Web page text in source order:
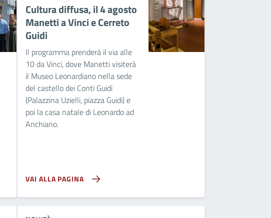
Cultura diffusa, il 4 agosto
Manetti a Vinci e Cerreto
Guidi
Il programma prenderà il via alle
10 da Vinci, dove Manetti visiterà
il Museo Leonardiano nella sede
del castello dei Conti Guidi
(Palazzina Uzielli, piazza Guidi) e
poi la casa natale di Leonardo ad
Anchiano.
VAI ALLA PAGINA